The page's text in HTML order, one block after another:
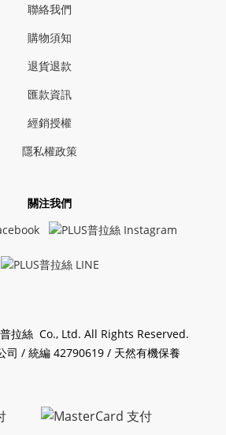
聯絡我們
購物須知
退貨退款
匯款資訊
經銷授權
隱私權政策
關注我們
拉絲 Co., Ltd. All Rights Reserved.
司 / 統編 42790619 / 天然有機保養